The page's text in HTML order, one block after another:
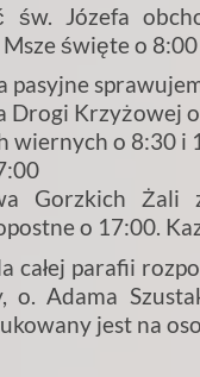
św. Józefa
święte o
pasyjne
Drogi Krzyżowej
wiernych o 8:30 i
Gorzkich Żali
o 17:00.
całej parafii
o. Adama
jest na